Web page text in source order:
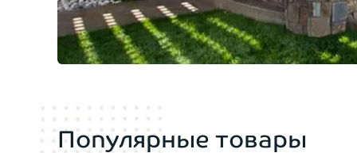
Популярные товары